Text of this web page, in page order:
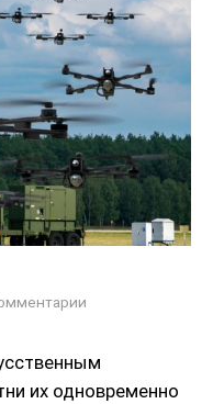
их одновременно